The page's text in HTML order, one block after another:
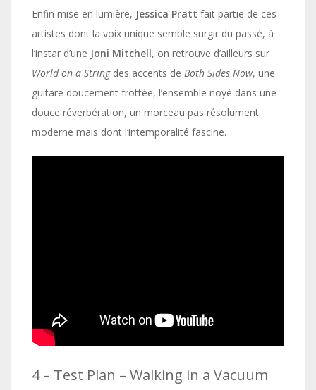
Enfin mise en lumière, Jessica Pratt fait partie de ces
artistes dont la voix unique semble surgir du passé, à
l’instar d’une Joni Mitchell, on retrouve d’ailleurs sur
World on a String des accents de Both Sides Now, une
guitare doucement frottée, l’ensemble noyé dans une
douce réverbération, un morceau pas résolument
moderne mais dont l’intemporalité fascine.
4 – Test Plan – Walking in a Vacuum